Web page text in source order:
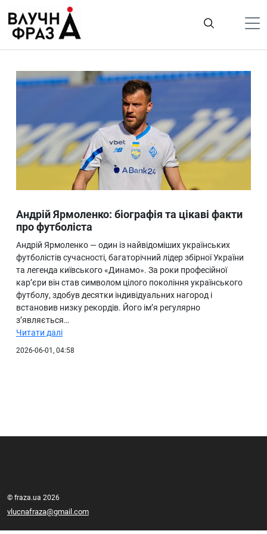
содержимому
Гроші
Лайфстайл
ТехноНаука
Ukraine
Про нас
Андрій Ярмоленко: біографія та цікаві факти
про футболіста
Андрій Ярмоленко — один із найвідоміших українських
футболістів сучасності, багаторічний лідер збірної України
та легенда київського «Динамо». За роки професійної
кар’єри він став символом цілого покоління українського
футболу, здобув десятки індивідуальних нагород і
встановив низку рекордів. Його ім’я регулярно
з’являється…
Читати далі
2026-06-01, 04:58
© fraza.ua 2026
vlucnafraza@gmail.com